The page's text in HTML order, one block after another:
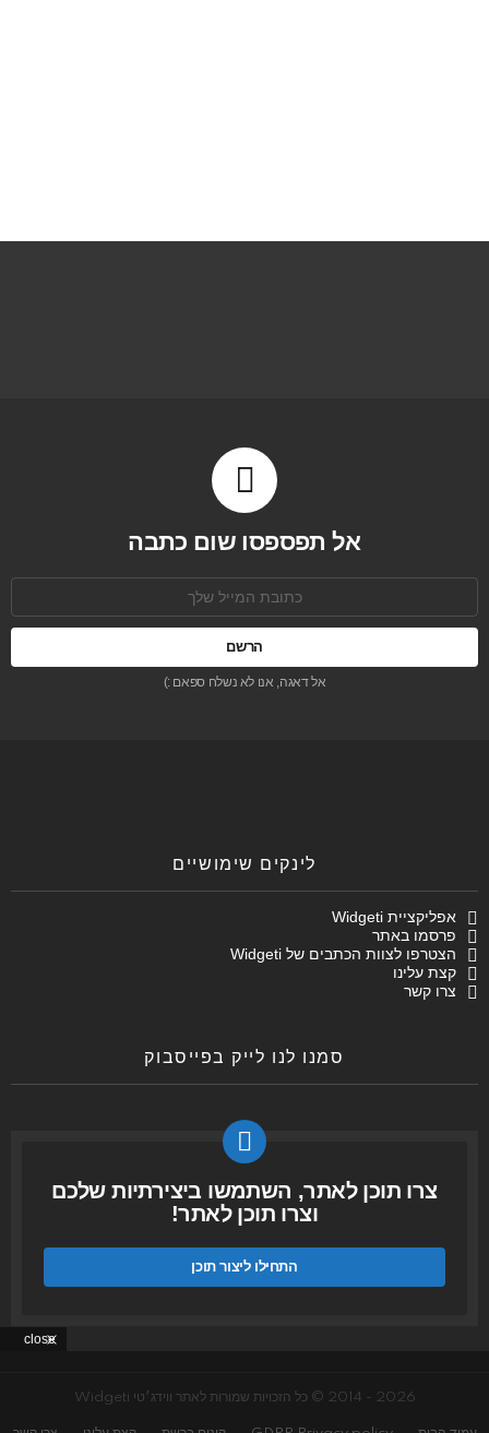
אל תפספסו שום כתבה
אל דאגה, אנו לא נשלח ספאם :)
לינקים שימושיים
אפליקציית Widgeti
פרסמו באתר
הצטרפו לצוות הכתבים של Widgeti
קצת עלינו
צרו קשר
סמנו לנו לייק בפייסבוק
צרו תוכן לאתר, השתמשו ביצירתיות שלכם
וצרו תוכן לאתר!
התחילו ליצור תוכן
2026 - 2014 © כל הזכויות שמורות לאתר ווידג׳טי Widgeti
close